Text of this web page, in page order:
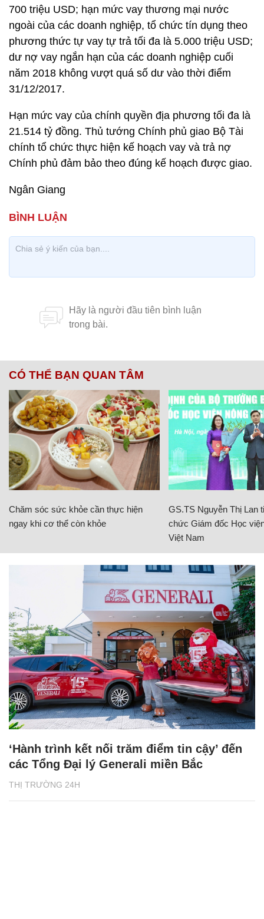
700 triệu USD; hạn mức vay thương mại nước
ngoài của các doanh nghiệp, tổ chức tín dụng theo
phương thức tự vay tự trả tối đa là 5.000 triệu USD;
dư nợ vay ngắn hạn của các doanh nghiệp cuối
năm 2018 không vượt quá số dư vào thời điểm
31/12/2017.
Hạn mức vay của chính quyền địa phương tối đa là
21.514 tỷ đồng. Thủ tướng Chính phủ giao Bộ Tài
chính tổ chức thực hiện kế hoạch vay và trả nợ
Chính phủ đảm bảo theo đúng kế hoạch được giao.
Ngân Giang
CÓ THỂ BẠN QUAN TÂM
Chăm sóc sức khỏe cần thực hiện
ngay khi cơ thể còn khỏe
GS.TS Nguyễn Thị Lan
chức Giám đốc Học
Việt Nam
THỊ TRƯỜNG 24H
‘Hành trình kết nối trăm điểm tin cậy’ đến
các Tổng Đại lý Generali miền Bắc